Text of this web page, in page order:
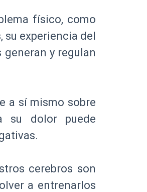
físico, como
experiencia del
y regulan
a sí mismo sobre
su dolor puede
cerebros son
a entrenarlos